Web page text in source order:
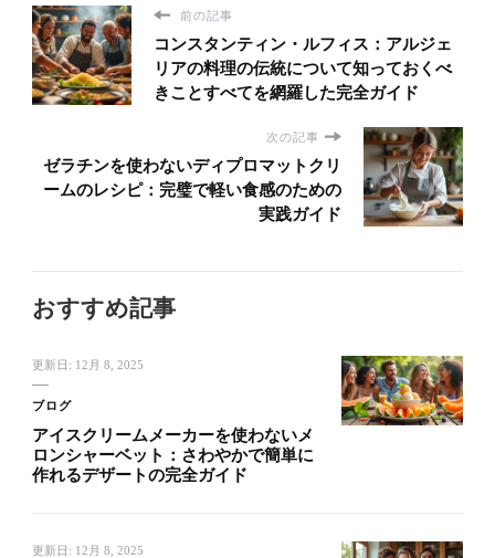
前の記事
コンスタンティン・ルフィス：アルジェ
リアの料理の伝統について知っておくべ
きことすべてを網羅した完全ガイド
次の記事
ゼラチンを使わないディプロマットクリ
ームのレシピ：完璧で軽い食感のための
実践ガイド
おすすめ記事
更新日: 12月 8, 2025
ブログ
アイスクリームメーカーを使わないメ
ロンシャーベット：さわやかで簡単に
作れるデザートの完全ガイド
更新日: 12月 8, 2025